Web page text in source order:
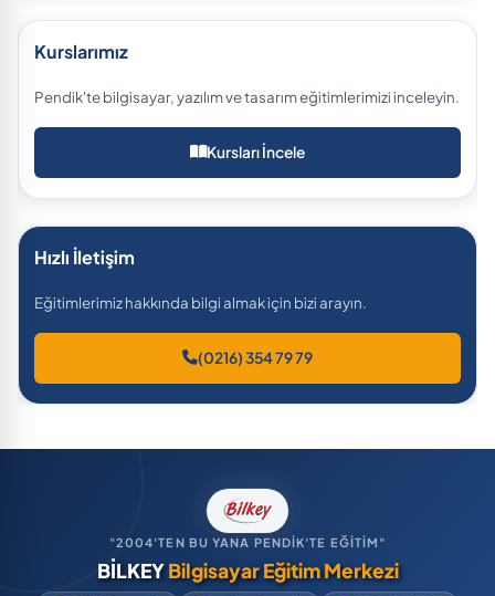
Kurslarımız
Pendik'te bilgisayar, yazılım ve tasarım eğitimlerimizi inceleyin.
Kursları İncele
Hızlı İletişim
Eğitimlerimiz hakkında bilgi almak için bizi arayın.
(0216) 354 79 79
"2004'TEN BU YANA PENDİK'TE EĞİTİM"
BİLKEYBilgisayar Eğitim Merkezi